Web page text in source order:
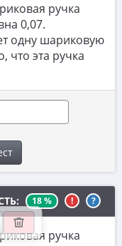
ручка
0,07.
одну шариковую
что эта ручка
18 % ! ?
ручка